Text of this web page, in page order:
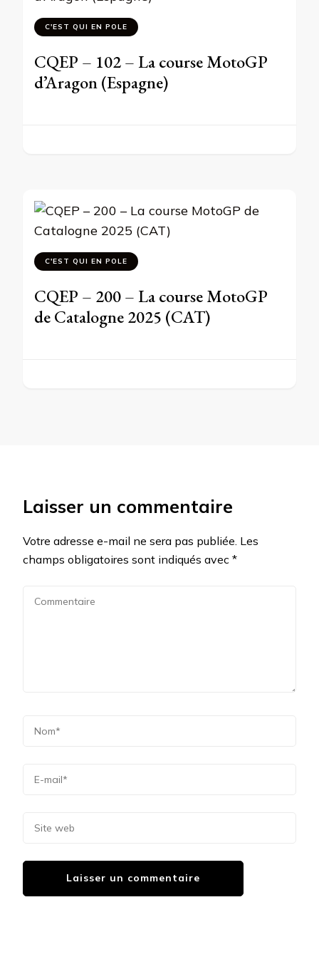
C'EST QUI EN POLE
CQEP – 102 – La course MotoGP
d’Aragon (Espagne)
C'EST QUI EN POLE
CQEP – 200 – La course MotoGP
de Catalogne 2025 (CAT)
Laisser un commentaire
Votre adresse e-mail ne sera pas publiée. Les
champs obligatoires sont indiqués avec *